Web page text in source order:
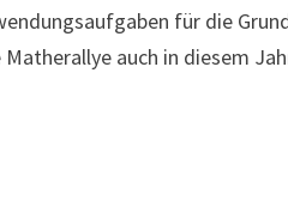
für die
auch in diesem